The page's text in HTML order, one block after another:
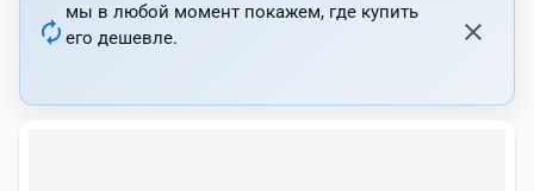
autorenew
мы в любой момент покажем, где купить
его дешевле.
close